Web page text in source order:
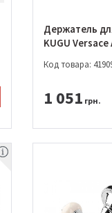
Держатель
KUGU
Код товара:
1 051 грн.